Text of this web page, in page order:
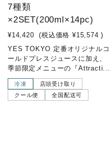
7種類
×2SET(200ml×14pc)
¥14,420 (税込価格 ¥15,574 )
YES TOKYO 定番オリジナルコ
ールドプレスジュースに加え、
季節限定メニューの『Attracti...
冷凍
店頭受け取り
クール便
全国配送可